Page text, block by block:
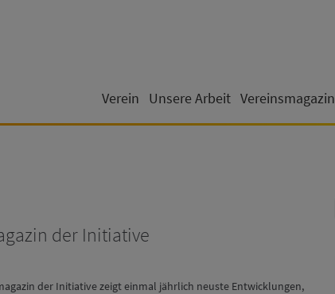
Verein Unsere Arbeit Vereinsmagazin
der Initiative
der Initiative zeigt einmal jährlich neuste Entwicklungen,